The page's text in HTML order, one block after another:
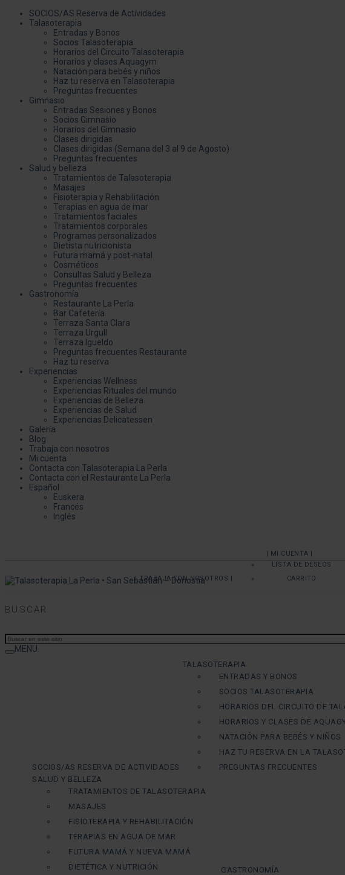
SOCIOS/AS Reserva de Actividades
Talasoterapia
Entradas y Bonos
Socios Talasoterapia
Horarios del Circuito Talasoterapia
Horarios y clases Aquagym
Natación para bebés y niños
Haz tu reserva en Talasoterapia
Preguntas frecuentes
Gimnasio
Entradas Sesiones y Bonos
Socios Gimnasio
Horarios del Gimnasio
Clases dirigidas
Clases dirigidas (Semana del 3 al 9 de Agosto)
Preguntas frecuentes
Salud y belleza
Tratamientos de Talasoterapia
Masajes
Fisioterapia y Rehabilitación
Terapias en agua de mar
Tratamientos faciales
Tratamientos corporales
Programas personalizados
Dietista nutricionista
Futura mamá y post-natal
Cosméticos
Consultas Salud y Belleza
Preguntas frecuentes
Gastronomía
Restaurante La Perla
Bar Cafetería
Terraza Santa Clara
Terraza Urgull
Terraza Igueldo
Preguntas frecuentes Restaurante
Haz tu reserva
Experiencias
Experiencias Wellness
Experiencias Rituales del mundo
Experiencias de Belleza
Experiencias de Salud
Experiencias Delicatessen
Galería
Blog
Trabaja con nosotros
Mi cuenta
Contacta con Talasoterapia La Perla
Contacta con el Restaurante La Perla
Español
Euskera
Francés
Inglés
| TRABAJA CON NOSOTROS |
| MI CUENTA |
LISTA DE DESEOS
CARRITO
BUSCAR
MENU
SOCIOS/AS RESERVA DE ACTIVIDADES
TALASOTERAPIA
ENTRADAS Y BONOS
SOCIOS TALASOTERAPIA
HORARIOS DEL CIRCUITO DE
HORARIOS Y CLASES DE
NATACIÓN PARA BEBÉS Y NIÑOS
HAZ TU RESERVA EN LA
PREGUNTAS FRECUENTES
SALUD Y BELLEZA
TRATAMIENTOS DE TALASOTERAPIA
MASAJES
FISIOTERAPIA Y REHABILITACIÓN
TERAPIAS EN AGUA DE MAR
FUTURA MAMÁ Y NUEVA MAMÁ
DIETÉTICA Y NUTRICIÓN
GASTRONOMÍA